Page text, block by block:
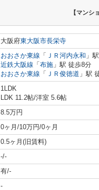
【マンシ
大阪府東大阪市長栄寺
おおさか東線 「 ＪＲ河内永和 」
近鉄大阪線 「布施 」駅 徒歩8分
おおさか東線 「 ＪＲ俊徳道 」駅
1LDK
LDK 11.2帖/洋室 5.6帖
8.5万円
0ヶ月/10万円/0ヶ月
0.5ヶ月(旧賃料)
-/-
有/-
-